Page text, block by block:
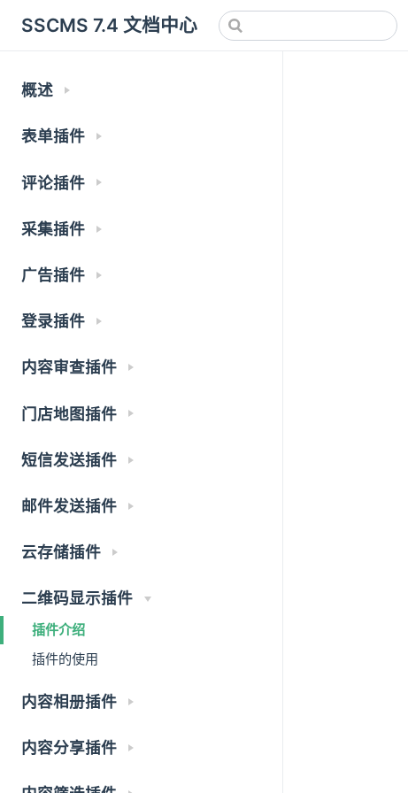
SSCMS 7.4 文档中心
概述
表单插件
评论插件
采集插件
广告插件
登录插件
内容审查插件
门店地图插件
短信发送插件
邮件发送插件
云存储插件
二维码显示插件
插件介绍
插件的使用
内容相册插件
内容分享插件